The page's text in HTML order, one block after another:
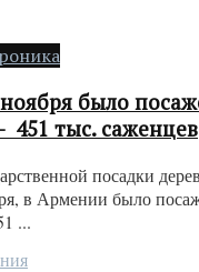
было
451 тыс. саженцев
посадки
в Армении было
...